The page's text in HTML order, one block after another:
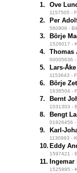
1. Ove
1157505 -
2. Per
560906 -
3. Börje
1526017 -
4. Thomas
00005636
5. Lars-
1153643 -
6. Börje
1638504 -
7. Bernt
1031303 -
8. Bengt
01926456
9. Karl-
1130993 -
10. Eddy
1597421 -
11.
1525995 -